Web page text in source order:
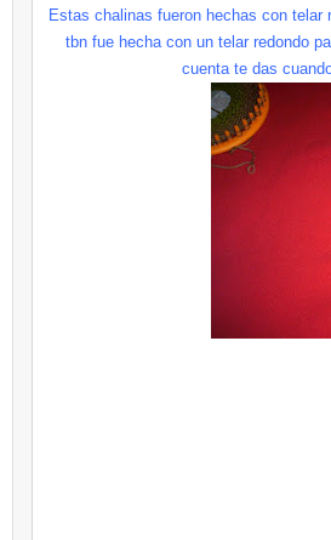
Estas chalinas fueron hechas con
tbn fue hecha con un telar redondo
cuenta te das